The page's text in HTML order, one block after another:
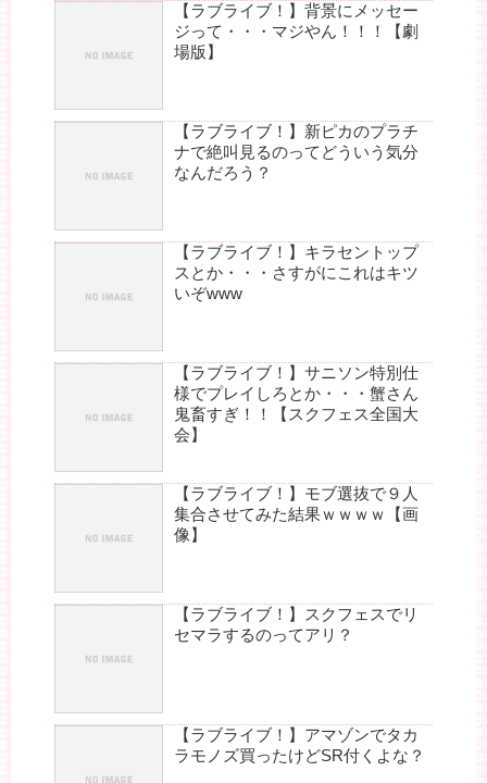
【ラブライブ！】背景にメッセー
ジって・・・マジやん！！！【劇
場版】
【ラブライブ！】新ピカのプラチ
ナで絶叫見るのってどういう気分
なんだろう？
【ラブライブ！】キラセントップ
スとか・・・さすがにこれはキツ
いぞwww
【ラブライブ！】サニソン特別仕
様でプレイしろとか・・・蟹さん
鬼畜すぎ！！【スクフェス全国大
会】
【ラブライブ！】モブ選抜で９人
集合させてみた結果ｗｗｗｗ【画
像】
【ラブライブ！】スクフェスでリ
セマラするのってアリ？
【ラブライブ！】アマゾンでタカ
ラモノズ買ったけどSR付くよな？